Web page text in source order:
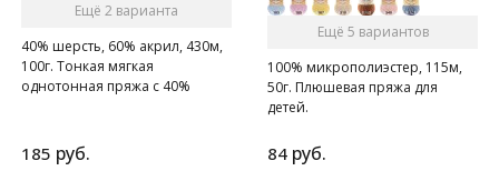
Ещё 2 варианта
40% шерсть, 60% акрил, 430м,
100г. Тонкая мягкая
однотонная пряжа с 40%
185 руб.
Ещё 5 вариантов
100% микрополиэстер, 115м,
50г. Плюшевая пряжа для
детей.
84 руб.